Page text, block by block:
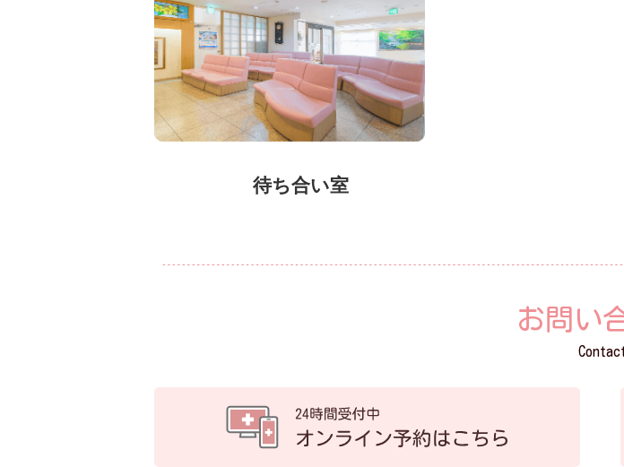
待ち合い室
お問い